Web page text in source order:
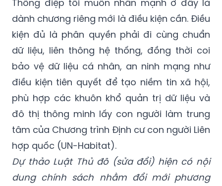
Thông điệp tôi muốn nhấn mạnh ở đây là
dành chương riêng mới là điều kiện cần. Điều
kiện đủ là phân quyền phải đi cùng chuẩn
dữ liệu, liên thông hệ thống, đồng thời coi
bảo vệ dữ liệu cá nhân, an ninh mạng như
điều kiện tiên quyết để tạo niềm tin xã hội,
phù hợp các khuôn khổ quản trị dữ liệu và
đô thị thông minh lấy con người làm trung
tâm của Chương trình Định cư con người Liên
hợp quốc (UN-Habitat).
Dự thảo Luật Thủ đô (sửa đổi) hiện có nội
dung chính sách nhằm đổi mới phương